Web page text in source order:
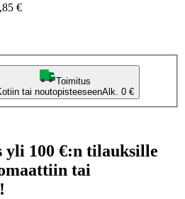
€
Toimitus
tai noutopisteeseenAlk. 0 €
100 €:n tilauksille
tai